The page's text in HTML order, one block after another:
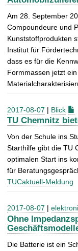
Am 28. September
Compoundeure und
Kunststoffprodukten
Institut für
dass es für die
Formmassen jetzt
2017-08-07 | Blick
TU Chemnitz
Von der Schule ins
Starthilfe gibt die TU
optimalen Start ins
für
TUCaktuell-Meldung
2017-08-07 |
Ohne
Die Batterie ist ein